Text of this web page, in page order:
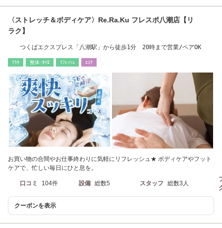
〈ストレッチ＆ボディケア〉Re.Ra.Ku フレスポ八潮店【リ
ラク】
つくばエクスプレス「八潮駅」から徒歩1分 20時まで営業/ペアOK
ﾘﾗｸ 整体･ｶｲﾛ ﾘﾌﾚｯｼｭ ｴｽﾃ
お買い物の合間やお仕事終わりに気軽にリフレッシュ★ ボディケアやフット
ケアで、忙しい毎日にひと息を。
口コミ 104件 設備 総数5 スタッフ 総数3人
クーポンを表示